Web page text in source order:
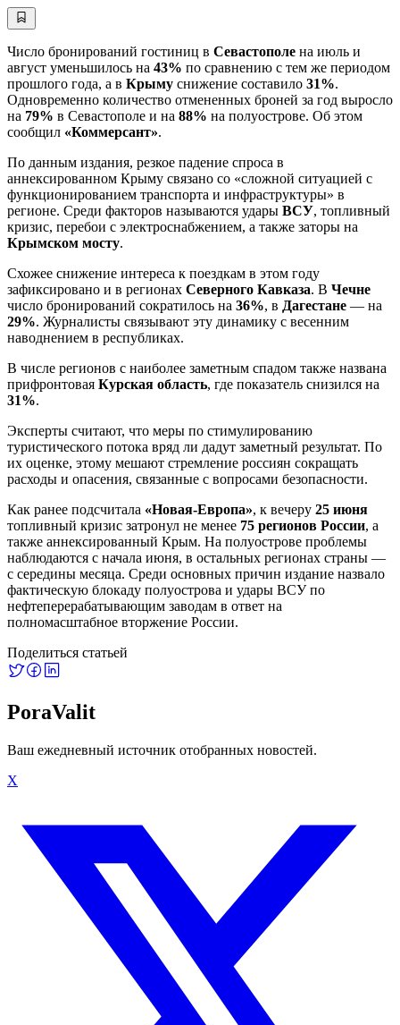
Число бронирований гостиниц в Севастополе на июль и
август уменьшилось на 43% по сравнению с тем же периодом
прошлого года, а в Крыму снижение составило 31%.
Одновременно количество отмененных броней за год выросло
на 79% в Севастополе и на 88% на полуострове. Об этом
сообщил «Коммерсант».
По данным издания, резкое падение спроса в
аннексированном Крыму связано со «сложной ситуацией с
функционированием транспорта и инфраструктуры» в
регионе. Среди факторов называются удары ВСУ, топливный
кризис, перебои с электроснабжением, а также заторы на
Крымском мосту.
Схожее снижение интереса к поездкам в этом году
зафиксировано и в регионах Северного Кавказа. В Чечне
число бронирований сократилось на 36%, в Дагестане — на
29%. Журналисты связывают эту динамику с весенним
наводнением в республиках.
В числе регионов с наиболее заметным спадом также названа
прифронтовая Курская область, где показатель снизился на
31%.
Эксперты считают, что меры по стимулированию
туристического потока вряд ли дадут заметный результат. По
их оценке, этому мешают стремление россиян сокращать
расходы и опасения, связанные с вопросами безопасности.
Как ранее подсчитала «Новая-Европа», к вечеру 25 июня
топливный кризис затронул не менее 75 регионов России, а
также аннексированный Крым. На полуострове проблемы
наблюдаются с начала июня, в остальных регионах страны —
с середины месяца. Среди основных причин издание назвало
фактическую блокаду полуострова и удары ВСУ по
нефтеперерабатывающим заводам в ответ на
полномасштабное вторжение России.
Поделиться статьей
PoraValit
Ваш ежедневный источник отобранных новостей.
X